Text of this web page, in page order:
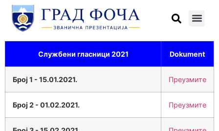
Службени гласници 2021 Dokument
Број 1 - 15.01.2021. Преузмите
Број 2 - 01.02.2021. Преузмите